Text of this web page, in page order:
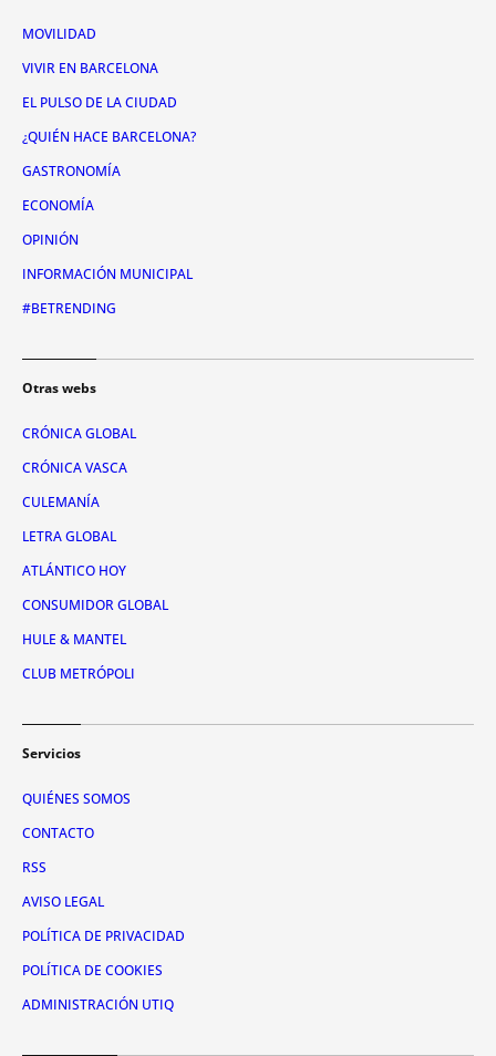
MOVILIDAD
VIVIR EN BARCELONA
EL PULSO DE LA CIUDAD
¿QUIÉN HACE BARCELONA?
GASTRONOMÍA
ECONOMÍA
OPINIÓN
INFORMACIÓN MUNICIPAL
#BETRENDING
Otras webs
CRÓNICA GLOBAL
CRÓNICA VASCA
CULEMANÍA
LETRA GLOBAL
ATLÁNTICO HOY
CONSUMIDOR GLOBAL
HULE & MANTEL
CLUB METRÓPOLI
Servicios
QUIÉNES SOMOS
CONTACTO
RSS
AVISO LEGAL
POLÍTICA DE PRIVACIDAD
POLÍTICA DE COOKIES
ADMINISTRACIÓN UTIQ